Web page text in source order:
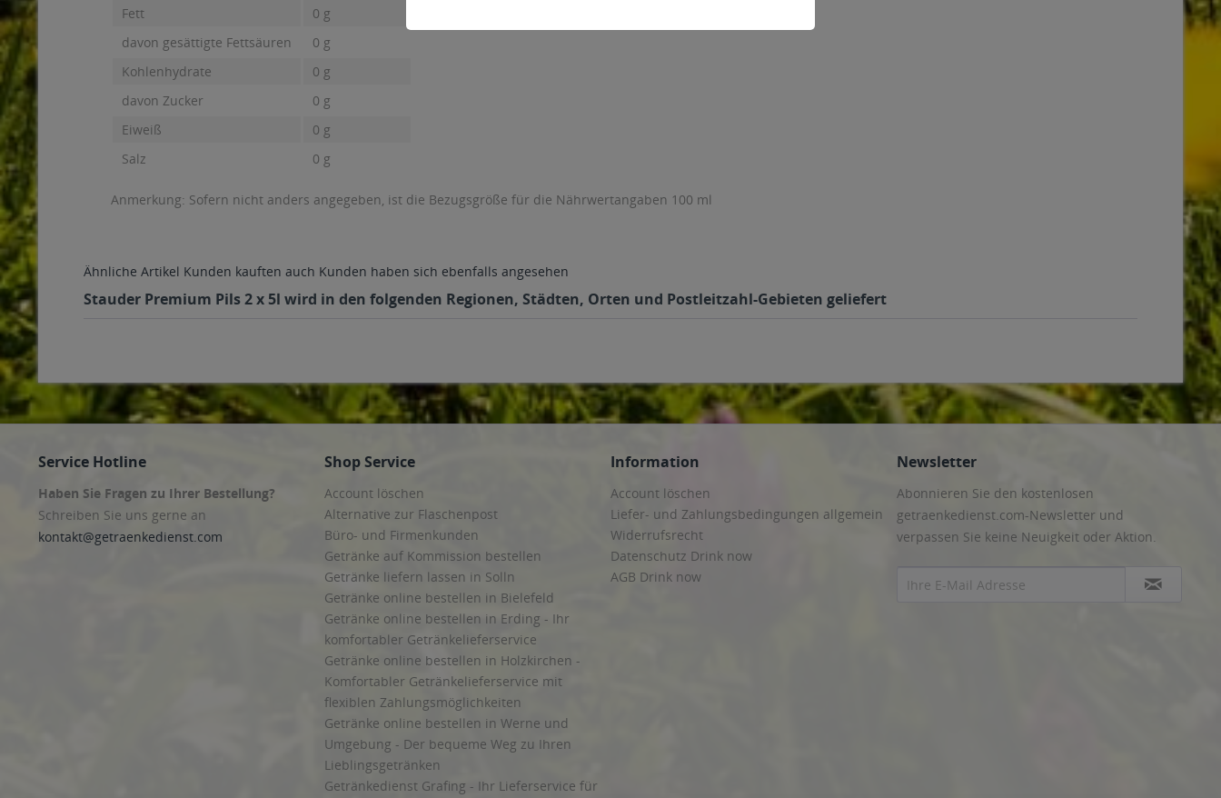
Fett
0 g
davon gesättigte Fettsäuren
0 g
Kohlenhydrate
0 g
davon Zucker
0 g
Eiweiß
0 g
Salz
0 g
Anmerkung: Sofern nicht anders angegeben, ist die Bezugsgröße für die Nährwertangaben 100 ml
Ähnliche Artikel Kunden kauften auch Kunden haben sich ebenfalls angesehen
Stauder Premium Pils 2 x 5l wird in den folgenden Regionen, Städten, Orten und Postleitzahl-Gebieten geliefert
Service Hotline
Haben Sie Fragen zu Ihrer Bestellung?
Schreiben Sie uns gerne an
kontakt@getraenkedienst.com
Shop Service
Account löschen
Alternative zur Flaschenpost
Büro- und Firmenkunden
Getränke auf Kommission bestellen
Getränke liefern lassen in Solln
Getränke online bestellen in Bielefeld
Getränke online bestellen in Erding - Ihr
komfortabler Getränkelieferservice
Getränke online bestellen in Holzkirchen -
Komfortabler Getränkelieferservice mit
flexiblen Zahlungsmöglichkeiten
Getränke online bestellen in Werne und
Umgebung - Der bequeme Weg zu Ihren
Lieblingsgetränken
Getränkedienst Grafing - Ihr Lieferservice für
Information
Account löschen
Liefer- und Zahlungsbedingungen allgemein
Widerrufsrecht
Datenschutz Drink now
AGB Drink now
Newsletter
Abonnieren Sie den kostenlosen
getraenkedienst.com-Newsletter und
verpassen Sie keine Neuigkeit oder Aktion.